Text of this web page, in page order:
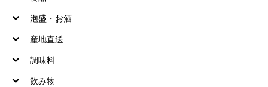
泡盛・お酒
産地直送
調味料
飲み物